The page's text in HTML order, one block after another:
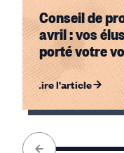
Conseil de
avril : vos
porté votre
Lire l'article